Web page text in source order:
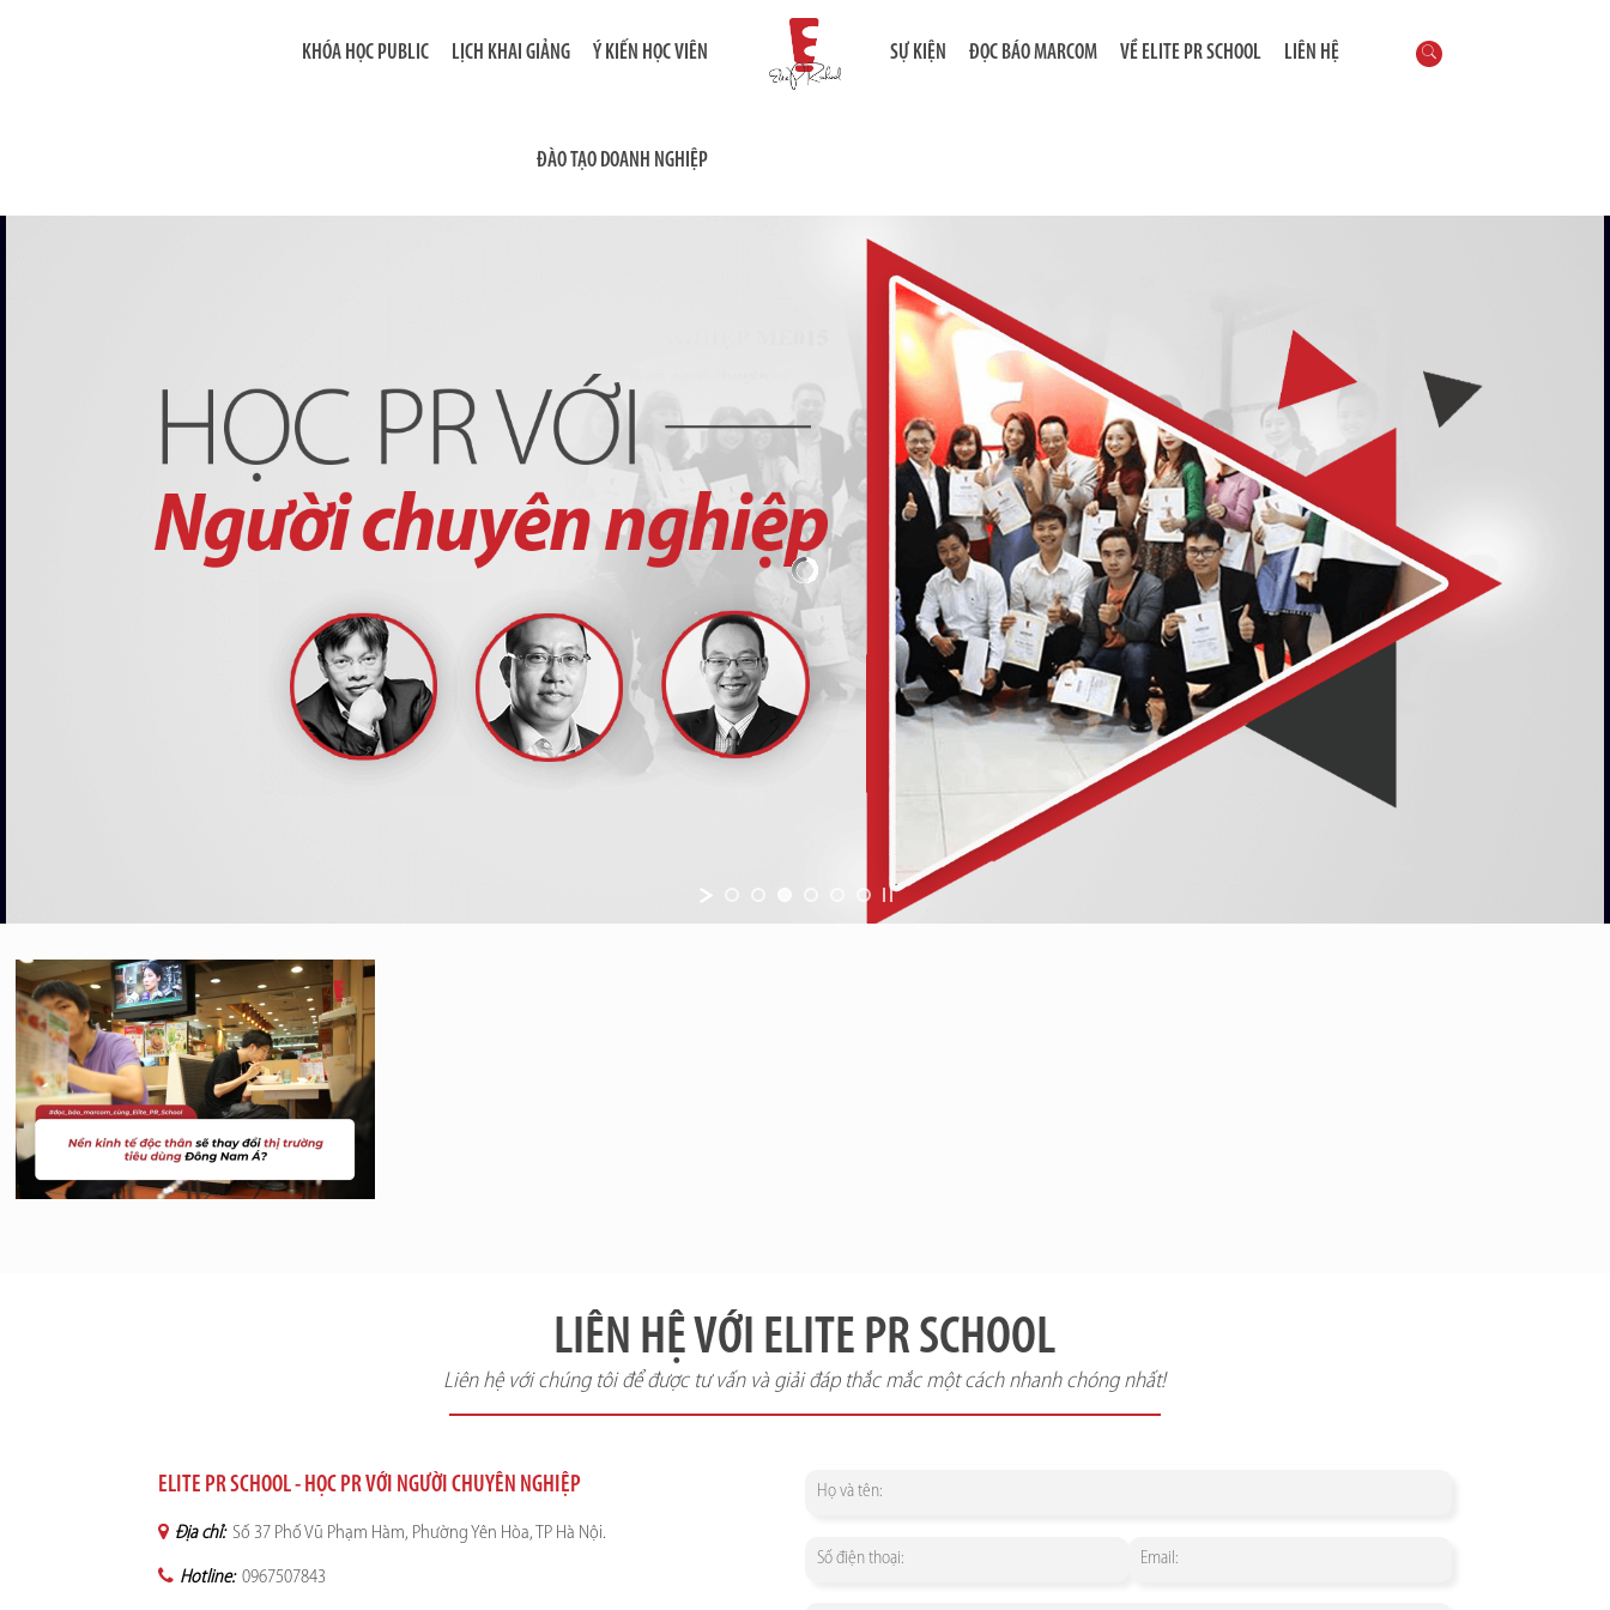
KHÓA HỌC PUBLIC LỊCH KHAI GIẢNG Ý KIẾN HỌC VIÊN
ĐÀO TẠO DOANH NGHIỆP
SỰ KIỆN ĐỌC BÁO MARCOM VỀ ELITE PR SCHOOL LIÊN HỆ
LIÊN HỆ VỚI ELITE PR SCHOOL
Liên hệ với chúng tôi để được tư vấn và giải đáp thắc mắc một cách nhanh chóng nhất!
ELITE PR SCHOOL - HỌC PR VỚI NGƯỜI CHUYÊN NGHIỆP
Địa chỉ: Số 37 Phố Vũ Phạm Hàm, Phường Yên Hòa, TP Hà Nội.
Hotline: 0967507843